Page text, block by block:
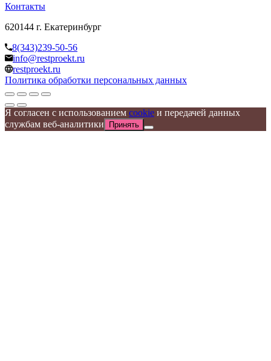
Контакты
620144 г. Екатеринбург
8(343)239-50-56
info@restproekt.ru
restproekt.ru
Политика обработки персональных данных
Я согласен с использованием cookie и передачей данных
службам веб-аналитики
Принять